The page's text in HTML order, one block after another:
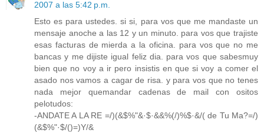
2007 a las 5:42 p.m.
Esto es para ustedes. si si, para vos que me mandaste un
mensaje anoche a las 12 y un minuto. para vos que trajiste
esas facturas de mierda a la oficina. para vos que no me
bancas y me dijiste igual feliz dia. para vos que sabesmuy
bien que no voy a ir pero insistis en que si voy a comer el
asado nos vamos a cagar de risa. y para vos que no tenes
nada mejor quemandar cadenas de mail con ositos
pelotudos:
-ANDATE A LA RE =/)(&$%"&·$·&&%(/)%$·&/( de Tu Ma?=/)
(&$%"·$/()=)Y/&